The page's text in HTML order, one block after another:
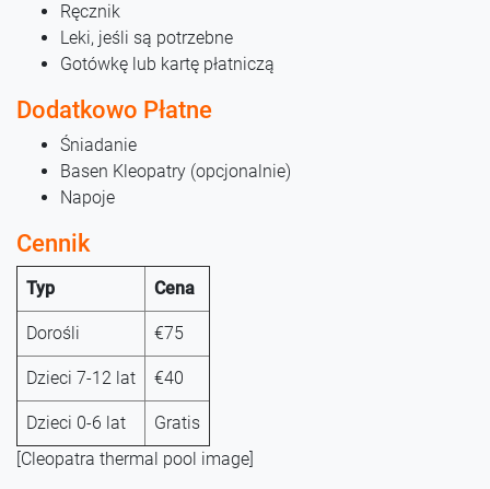
Ręcznik
Leki, jeśli są potrzebne
Gotówkę lub kartę płatniczą
Dodatkowo Płatne
Śniadanie
Basen Kleopatry (opcjonalnie)
Napoje
Cennik
Typ Cena
Dorośli €75
Dzieci 7-12 lat €40
Dzieci 0-6 lat
Gratis
[Cleopatra thermal pool image]